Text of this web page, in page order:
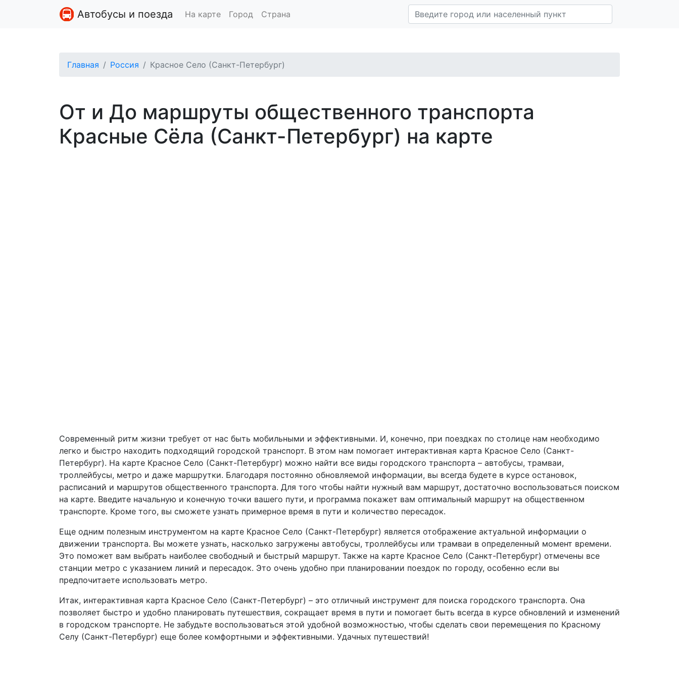
Автобусы и поезда На карте Город Страна
Главная Россия Красное Село (Санкт-Петербург)
От и До маршруты общественного транспорта
Красные Сёла (Санкт-Петербург) на карте
Современный ритм жизни требует от нас быть мобильными и эффективными. И, конечно, при поездках по столице нам необходимо
легко и быстро находить подходящий городской транспорт. В этом нам помогает интерактивная карта Красное Село (Санкт-
Петербург). На карте Красное Село (Санкт-Петербург) можно найти все виды городского транспорта – автобусы, трамваи,
троллейбусы, метро и даже маршрутки. Благодаря постоянно обновляемой информации, вы всегда будете в курсе остановок,
расписаний и маршрутов общественного транспорта. Для того чтобы найти нужный вам маршрут, достаточно воспользоваться поиском
на карте. Введите начальную и конечную точки вашего пути, и программа покажет вам оптимальный маршрут на общественном
транспорте. Кроме того, вы сможете узнать примерное время в пути и количество пересадок.
Еще одним полезным инструментом на карте Красное Село (Санкт-Петербург) является отображение актуальной информации о
движении транспорта. Вы можете узнать, насколько загружены автобусы, троллейбусы или трамваи в определенный момент времени.
Это поможет вам выбрать наиболее свободный и быстрый маршрут. Также на карте Красное Село (Санкт-Петербург) отмечены все
станции метро с указанием линий и пересадок. Это очень удобно при планировании поездок по городу, особенно если вы
предпочитаете использовать метро.
Итак, интерактивная карта Красное Село (Санкт-Петербург) – это отличный инструмент для поиска городского транспорта. Она
позволяет быстро и удобно планировать путешествия, сокращает время в пути и помогает быть всегда в курсе обновлений и изменений
в городском транспорте. Не забудьте воспользоваться этой удобной возможностью, чтобы сделать свои перемещения по Красному
Селу (Санкт-Петербург) еще более комфортными и эффективными. Удачных путешествий!